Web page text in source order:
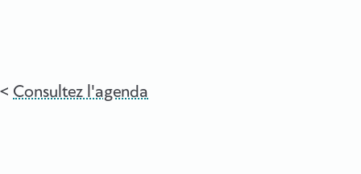
Consultez l'agenda